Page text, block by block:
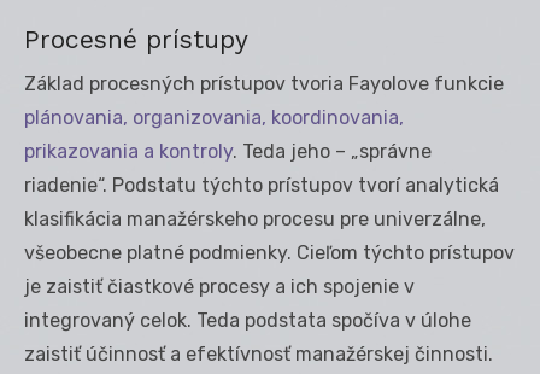
Procesné prístupy
Základ procesných prístupov tvoria Fayolove funkcie
plánovania, organizovania, koordinovania,
prikazovania a kontroly. Teda jeho – „správne
riadenie“. Podstatu týchto prístupov tvorí analytická
klasifikácia manažérskeho procesu pre univerzálne,
všeobecne platné podmienky. Cieľom týchto prístupov
je zaistiť čiastkové procesy a ich spojenie v
integrovaný celok. Teda podstata spočíva v úlohe
zaistiť účinnosť a efektívnosť manažérskej činnosti.